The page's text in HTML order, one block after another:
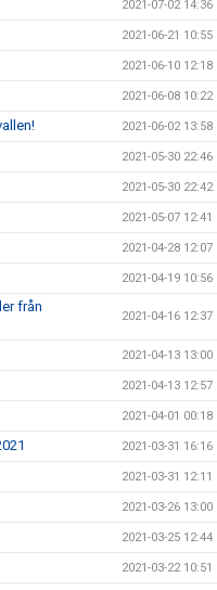
2021-07-02 14:36
2021-06-21 10:55
2021-06-10 12:18
2021-06-08 10:22
2021-06-02 13:58
2021-05-30 22:46
2021-05-30 22:42
2021-05-07 12:41
2021-04-28 12:07
2021-04-19 10:56
från
2021-04-16 12:37
2021-04-13 13:00
2021-04-13 12:57
2021-04-01 00:18
2021-03-31 16:16
2021-03-31 12:11
2021-03-26 13:00
2021-03-25 12:44
2021-03-22 10:51